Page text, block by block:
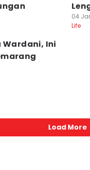
04
Life
Wardani, Ini
Load More